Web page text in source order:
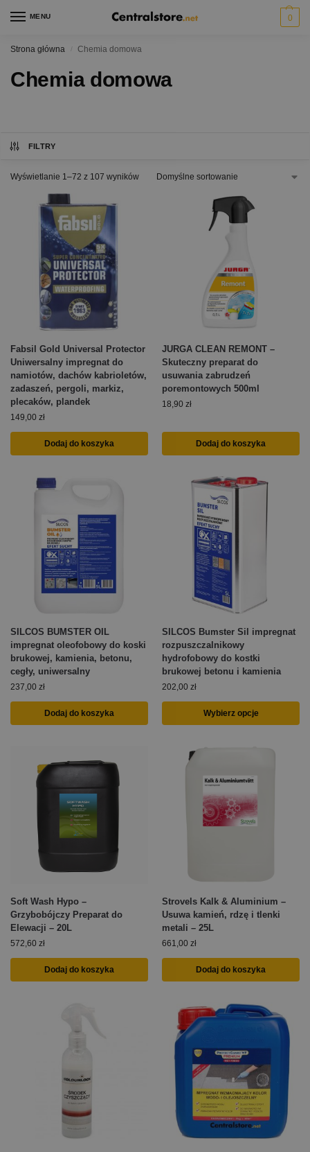
MENU 0
Strona główna / Chemia domowa
Chemia domowa
FILTRY
Wyświetlanie 1–72 z 107 wyników
Fabsil Gold Universal Protector
Uniwersalny impregnat do
namiotów, dachów kabrioletów,
zadaszeń, pergoli, markiz,
plecaków, plandek
149,00 zł
Dodaj do koszyka
JURGA CLEAN REMONT –
Skuteczny preparat do
usuwania zabrudzeń
poremontowych 500ml
18,90 zł
Dodaj do koszyka
SILCOS BUMSTER OIL
impregnat oleofobowy do koski
brukowej, kamienia, betonu,
cegły, uniwersalny
237,00 zł
Dodaj do koszyka
SILCOS Bumster Sil impregnat
rozpuszczalnikowy
hydrofobowy do kostki
brukowej betonu i kamienia
202,00 zł
Wybierz opcje
Soft Wash Hypo –
Grzybobójczy Preparat do
Elewacji – 20L
572,60 zł
Dodaj do koszyka
Strovels Kalk & Aluminium –
Usuwa kamień, rdzę i tlenki
metali – 25L
661,00 zł
Dodaj do koszyka